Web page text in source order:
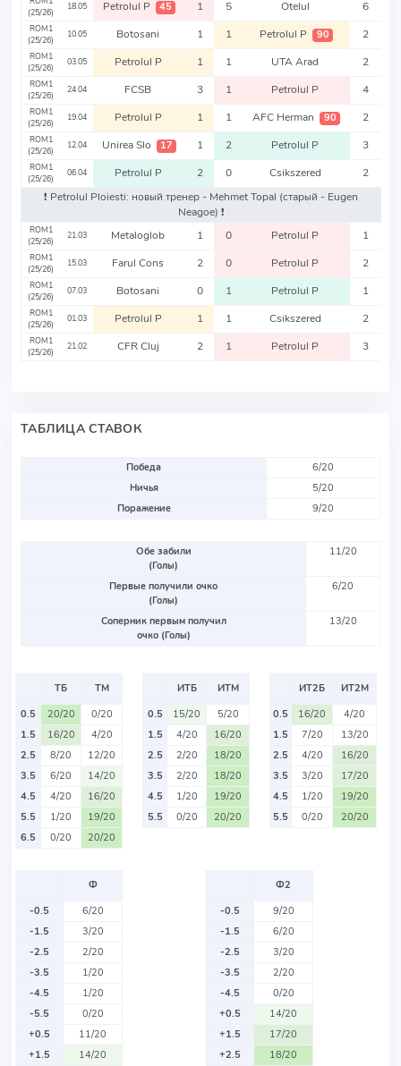
(25/26)
18.05 Petrolul P 45 1 5 Otelul 6
ROM1
(25/26)
10.05 Botosani 1 1 Petrolul P 90 2
ROM1
(25/26)
03.05 Petrolul P 1 1 UTA Arad 2
ROM1
(25/26)
24.04 FCSB 3 1 Petrolul P 4
ROM1
(25/26)
19.04 Petrolul P 1 1 AFC Herman 90 2
ROM1
(25/26)
12.04 Unirea Slo 17 1 2 Petrolul P 3
ROM1
(25/26)
06.04 Petrolul P 2 0 Csikszered
2
❗️ Petrolul Ploiesti: новый тренер - Mehmet Topal (старый - Eugen
Neagoe) ❗️
ROM1
(25/26)
21.03 Metaloglob 1 0 Petrolul P 1
ROM1
(25/26)
15.03 Farul Cons 2 0 Petrolul P 2
ROM1
(25/26)
07.03 Botosani 0 1 Petrolul P 1
ROM1
(25/26)
01.03 Petrolul P 1 1 Csikszered 2
ROM1
(25/26)
21.02 CFR Cluj 2 1 Petrolul P 3
ТАБЛИЦА СТАВОК
Победа
6/20
Ничья
5/20
Поражение
9/20
Обе забили
(Голы)
11/20
Первые получили очко
(Голы)
6/20
Соперник первым получил
очко (Голы)
13/20
ТБ
ТМ
0.5
20/20
0/20
1.5
16/20
4/20
2.5
8/20
12/20
3.5
6/20
14/20
4.5
4/20
16/20
5.5
1/20
19/20
6.5
0/20 20/20
ИТБ
ИТМ
0.5
15/20
5/20
1.5
4/20
16/20
2.5
2/20
18/20
3.5
2/20
18/20
4.5
1/20
19/20
5.5
0/20 20/20
ИТ2Б
ИТ2М
0.5
16/20
4/20
1.5
7/20
13/20
2.5
4/20
16/20
3.5
3/20
17/20
4.5
1/20
19/20
5.5
0/20 20/20
Ф
-0.5
6/20
-1.5
3/20
-2.5
2/20
-3.5
1/20
-4.5
1/20
-5.5
0/20
+0.5
11/20
+1.5
14/20
Ф2
-0.5
9/20
-1.5
6/20
-2.5
3/20
-3.5
2/20
-4.5
0/20
+0.5
14/20
+1.5
17/20
+2.5
18/20